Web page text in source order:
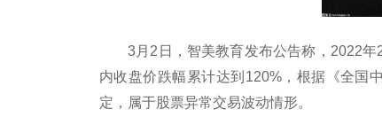
3月2日，智美教育发布公告称，2022
内收盘价跌幅累计达到120%，根据《全国
定，属于股票异常交易波动情形。